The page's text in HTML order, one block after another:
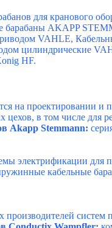
для кранового
AKAPP
VAHLE,
цилиндрические
HF.
на проектировании и
цехов, в том числе
Akapp Stemmann:
электрификации для
кабельные
систем